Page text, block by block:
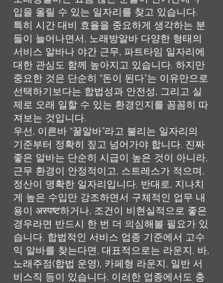
입을 올릴 수 있는 일자리를 찾고 있습니다.
특히 시간 대비 효율을 중요하게 생각하는 분
들이 늘어나면서, 노래방알바 다양한 형태의
서비스 알바나 야간 근무, 파트타임 일자리에
대한 관심도 함께 높아지고 있습니다. 하지만
중요한 것은 단순히 “돈이 된다”는 이유만으로
선택하기보다는 합법성과 안전성, 그리고 실
제로 오래 일할 수 있는 환경인지를 꼼꼼히 따
져보는 것입니다.
우선, 이른바 “꿀알바”라고 불리는 일자리의
기준부터 정확히 짚고 넘어가야 합니다. 진짜
좋은 알바는 단순히 시급이 높은 것이 아니라,
근무 환경이 안정적이고, 스트레스가 적으며,
정산이 명확한 일자리입니다. 반대로, 지나치
게 높은 수입만 강조하면서 구체적인 업무 내
용이 अस्पष्ट하거나, 조건이 비현실적으로 좋은
경우라면 반드시 한 번 더 의심해볼 필요가 있
습니다. 합법적인 서비스 업종 기준에서 고수
익 알바를 찾는다면, 대표적으로는 라운지, 바,
노래주점(합법 운영), 카페형 라운지, 일반 서
비스직 등이 있습니다. 이러한 업종에서도 충